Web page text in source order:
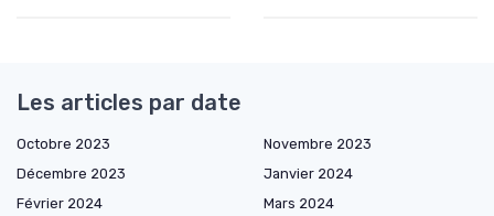
Les articles par date
Octobre 2023
Novembre 2023
Décembre 2023
Janvier 2024
Février 2024
Mars 2024